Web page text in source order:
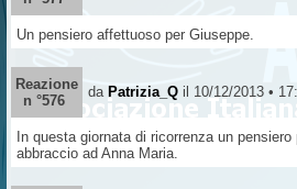
Un pensiero affettuoso per Giuseppe.
Reazione
n °576
da Patrizia_Q il 10/12/2013 •
In questa giornata di ricorrenza un
abbraccio ad Anna Maria.